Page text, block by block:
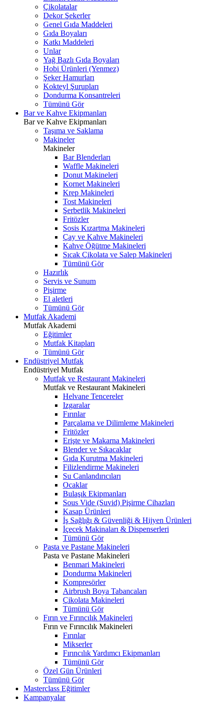
Çikolatalar
Dekor Şekerler
Genel Gıda Maddeleri
Gıda Boyaları
Katkı Maddeleri
Unlar
Yağ Bazlı Gıda Boyaları
Hobi Ürünleri (Yenmez)
Şeker Hamurları
Kokteyl Şurupları
Dondurma Konsantreleri
Tümünü Gör
Bar ve Kahve Ekipmanları
Bar ve Kahve Ekipmanları
Taşıma ve Saklama
Makineler
Makineler
Bar Blenderları
Waffle Makineleri
Donut Makineleri
Kornet Makineleri
Krep Makineleri
Tost Makineleri
Şerbetlik Makineleri
Fritözler
Sosis Kızartma Makineleri
Çay ve Kahve Makineleri
Kahve Öğütme Makineleri
Sıcak Çikolata ve Salep Makineleri
Tümünü Gör
Hazırlık
Servis ve Sunum
Pişirme
El aletleri
Tümünü Gör
Mutfak Akademi
Mutfak Akademi
Eğitimler
Mutfak Kitapları
Tümünü Gör
Endüstriyel Mutfak
Endüstriyel Mutfak
Mutfak ve Restaurant Makineleri
Mutfak ve Restaurant Makineleri
Helvane Tencereler
Izgaralar
Fırınlar
Parçalama ve Dilimleme Makineleri
Fritözler
Erişte ve Makarna Makineleri
Blender ve Sıkacaklar
Gıda Kurutma Makineleri
Filizlendirme Makineleri
Su Canlandırıcıları
Ocaklar
Bulaşık Ekipmanları
Sous Vide (Suvid) Pişirme Cihazları
Kasap Ürünleri
İş Sağlığı & Güvenliği & Hijyen Ürünleri
İçecek Makinaları & Dispenserleri
Tümünü Gör
Pasta ve Pastane Makineleri
Pasta ve Pastane Makineleri
Benmari Makineleri
Dondurma Makineleri
Kompresörler
Airbrush Boya Tabancaları
Çikolata Makineleri
Tümünü Gör
Fırın ve Fırıncılık Makineleri
Fırın ve Fırıncılık Makineleri
Fırınlar
Mikserler
Fırıncılık Yardımcı Ekipmanları
Tümünü Gör
Özel Gün Ürünleri
Tümünü Gör
Masterclass Eğitimler
Kampanyalar